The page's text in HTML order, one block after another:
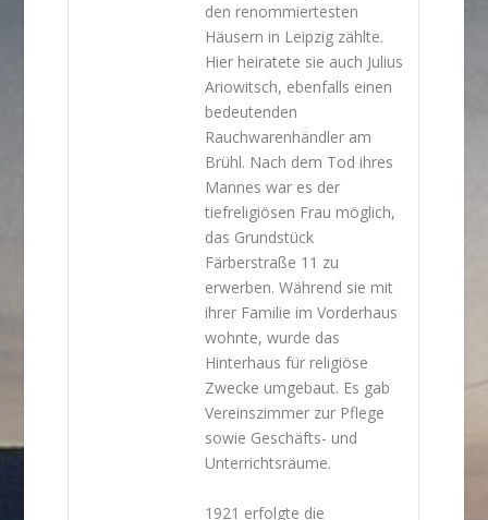
den renommiertesten
Häusern in Leipzig zählte.
Hier heiratete sie auch Julius
Ariowitsch, ebenfalls einen
bedeutenden
Rauchwarenhändler am
Brühl. Nach dem Tod ihres
Mannes war es der
tiefreligiösen Frau möglich,
das Grundstück
Färberstraße 11 zu
erwerben. Während sie mit
ihrer Familie im Vorderhaus
wohnte, wurde das
Hinterhaus für religiöse
Zwecke umgebaut. Es gab
Vereinszimmer zur Pflege
sowie Geschäfts- und
Unterrichtsräume.
1921 erfolgte die